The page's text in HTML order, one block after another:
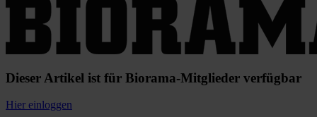
Dieser Artikel ist für Biorama-Mitglieder verfügbar
Hier einloggen